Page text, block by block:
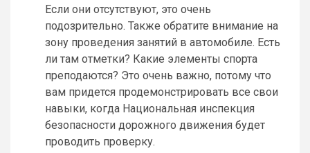
Если они отсутствуют, это очень
подозрительно. Также обратите внимание на
зону проведения занятий в автомобиле. Есть
ли там отметки? Какие элементы спорта
преподаются? Это очень важно, потому что
вам придется продемонстрировать все свои
навыки, когда Национальная инспекция
безопасности дорожного движения будет
проводить проверку.